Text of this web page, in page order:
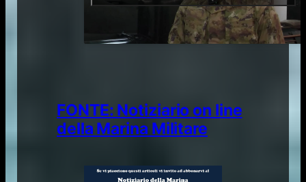
FONTE: Notiziario on line
della Marina Militare